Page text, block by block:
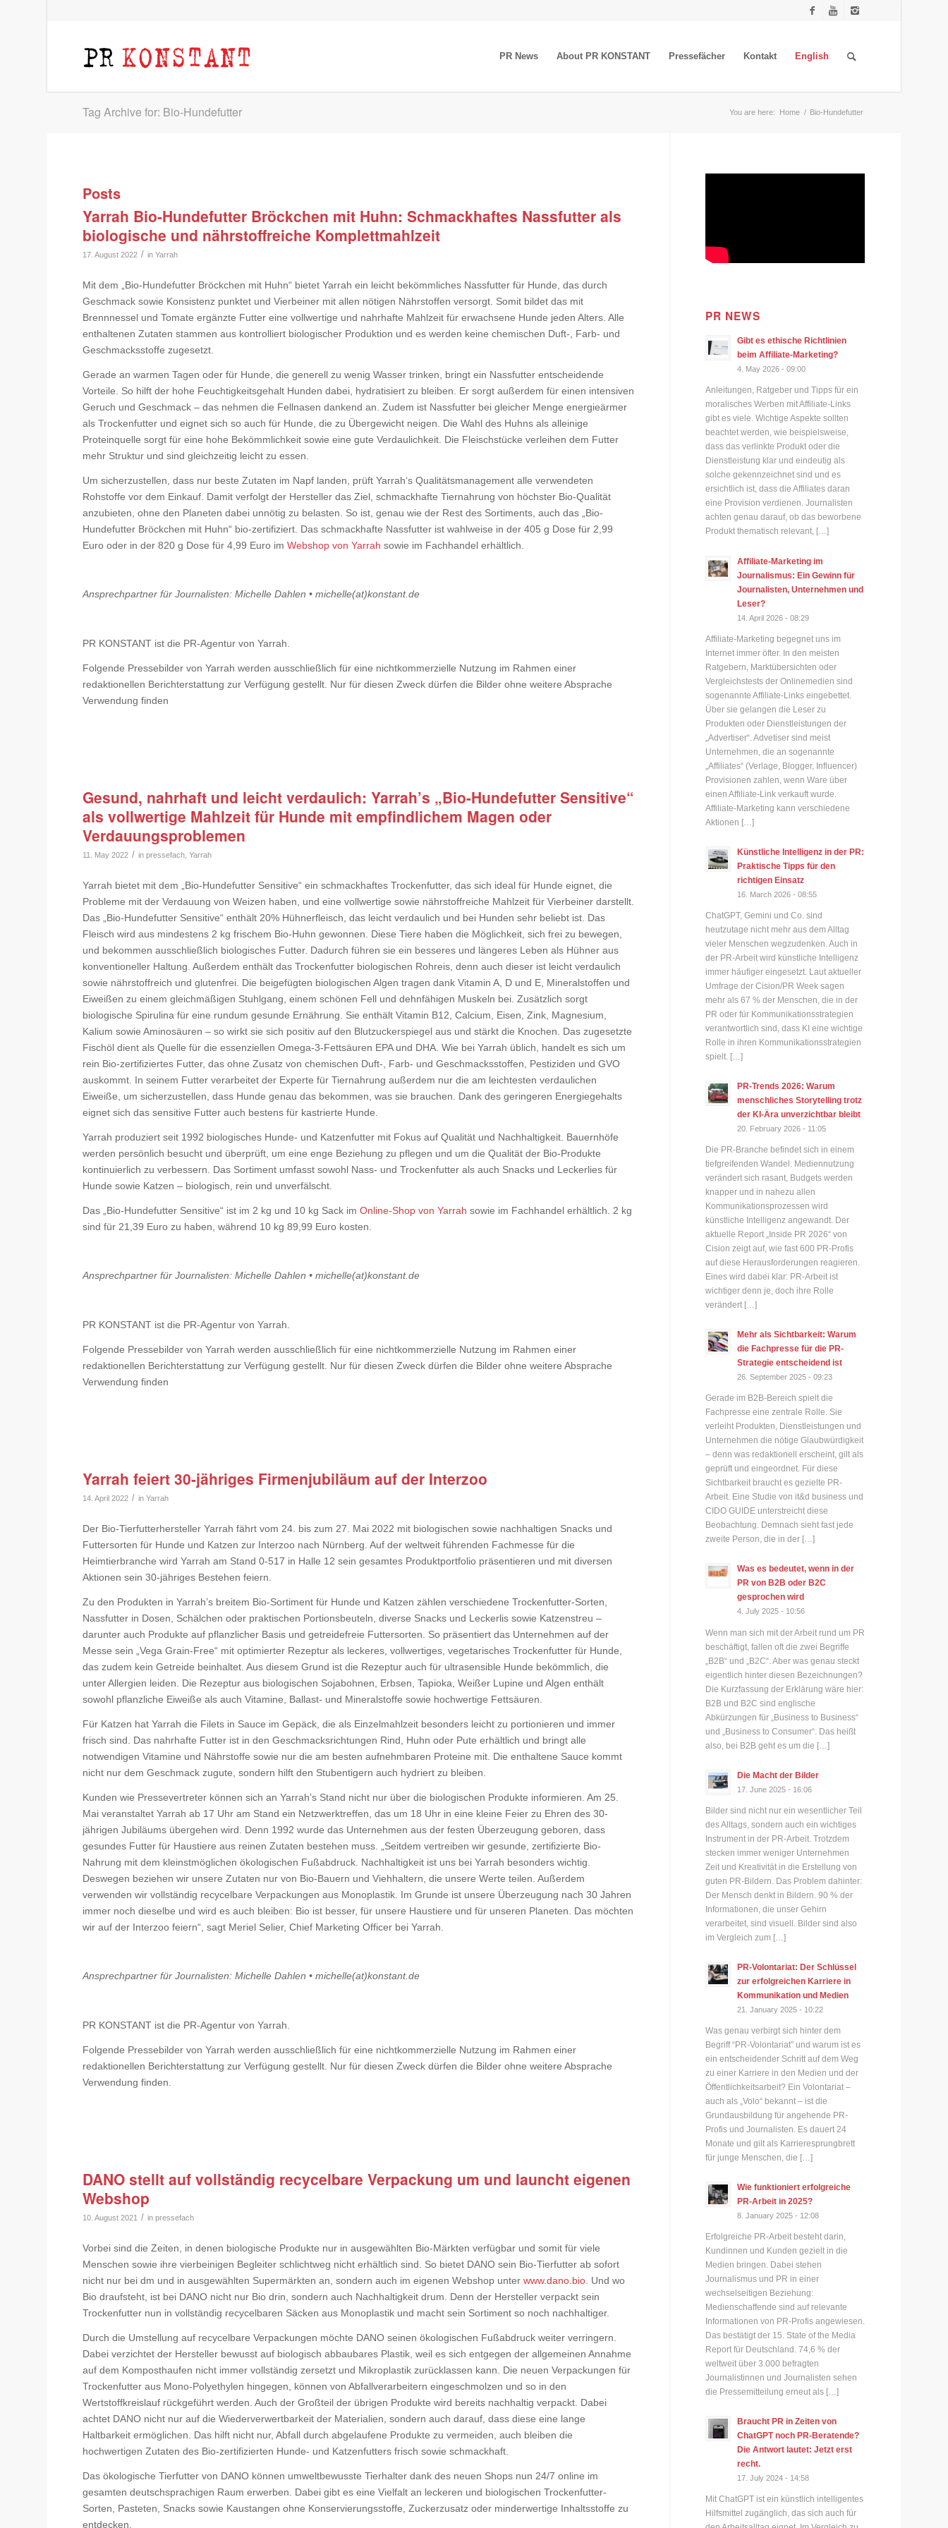
PR News About PR KONSTANT Pressefächer Kontakt English
Tag Archive for: Bio-Hundefutter You are here: Home / Bio-Hundefutter
Posts
Yarrah Bio-Hundefutter Bröckchen mit Huhn: Schmackhaftes Nassfutter als
biologische und nährstoffreiche Komplettmahlzeit
17. August 2022 / inYarrah
Mit dem „Bio-Hundefutter Bröckchen mit Huhn“ bietet Yarrah ein leicht bekömmliches Nassfutter für Hunde, das durch
Geschmack sowie Konsistenz punktet und Vierbeiner mit allen nötigen Nährstoffen versorgt. Somit bildet das mit
Brennnessel und Tomate ergänzte Futter eine vollwertige und nahrhafte Mahlzeit für erwachsene Hunde jeden Alters. Alle
enthaltenen Zutaten stammen aus kontrolliert biologischer Produktion und es werden keine chemischen Duft-, Farb- und
Geschmacksstoffe zugesetzt.
Gerade an warmen Tagen oder für Hunde, die generell zu wenig Wasser trinken, bringt ein Nassfutter entscheidende
Vorteile. So hilft der hohe Feuchtigkeitsgehalt Hunden dabei, hydratisiert zu bleiben. Er sorgt außerdem für einen intensiven
Geruch und Geschmack – das nehmen die Fellnasen dankend an. Zudem ist Nassfutter bei gleicher Menge energieärmer
als Trockenfutter und eignet sich so auch für Hunde, die zu Übergewicht neigen. Die Wahl des Huhns als alleinige
Proteinquelle sorgt für eine hohe Bekömmlichkeit sowie eine gute Verdaulichkeit. Die Fleischstücke verleihen dem Futter
mehr Struktur und sind gleichzeitig leicht zu essen.
Um sicherzustellen, dass nur beste Zutaten im Napf landen, prüft Yarrah‘s Qualitätsmanagement alle verwendeten
Rohstoffe vor dem Einkauf. Damit verfolgt der Hersteller das Ziel, schmackhafte Tiernahrung von höchster Bio-Qualität
anzubieten, ohne den Planeten dabei unnötig zu belasten. So ist, genau wie der Rest des Sortiments, auch das „Bio-
Hundefutter Bröckchen mit Huhn“ bio-zertifiziert. Das schmackhafte Nassfutter ist wahlweise in der 405 g Dose für 2,99
Euro oder in der 820 g Dose für 4,99 Euro imWebshop von Yarrah sowie im Fachhandel erhältlich.
Ansprechpartner für Journalisten: Michelle Dahlen • michelle(at)konstant.de
PR KONSTANT ist die PR-Agentur von Yarrah.
Folgende Pressebilder von Yarrah werden ausschließlich für eine nichtkommerzielle Nutzung im Rahmen einer
redaktionellen Berichterstattung zur Verfügung gestellt. Nur für diesen Zweck dürfen die Bilder ohne weitere Absprache
Verwendung finden
Gesund, nahrhaft und leicht verdaulich: Yarrah’s „Bio-Hundefutter Sensitive“
als vollwertige Mahlzeit für Hunde mit empfindlichem Magen oder
Verdauungsproblemen
11. May 2022 / inpressefach ,Yarrah
Yarrah bietet mit dem „Bio-Hundefutter Sensitive“ ein schmackhaftes Trockenfutter, das sich ideal für Hunde eignet, die
Probleme mit der Verdauung von Weizen haben, und eine vollwertige sowie nährstoffreiche Mahlzeit für Vierbeiner darstellt.
Das „Bio-Hundefutter Sensitive“ enthält 20% Hühnerfleisch, das leicht verdaulich und bei Hunden sehr beliebt ist. Das
Fleisch wird aus mindestens 2 kg frischem Bio-Huhn gewonnen. Diese Tiere haben die Möglichkeit, sich frei zu bewegen,
und bekommen ausschließlich biologisches Futter. Dadurch führen sie ein besseres und längeres Leben als Hühner aus
konventioneller Haltung. Außerdem enthält das Trockenfutter biologischen Rohreis, denn auch dieser ist leicht verdaulich
sowie nährstoffreich und glutenfrei. Die beigefügten biologischen Algen tragen dank Vitamin A, D und E, Mineralstoffen und
Eiweißen zu einem gleichmäßigen Stuhlgang, einem schönen Fell und dehnfähigen Muskeln bei. Zusätzlich sorgt
biologische Spirulina für eine rundum gesunde Ernährung. Sie enthält Vitamin B12, Calcium, Eisen, Zink, Magnesium,
Kalium sowie Aminosäuren – so wirkt sie sich positiv auf den Blutzuckerspiegel aus und stärkt die Knochen. Das zugesetzte
Fischöl dient als Quelle für die essenziellen Omega-3-Fettsäuren EPA und DHA. Wie bei Yarrah üblich, handelt es sich um
rein Bio-zertifiziertes Futter, das ohne Zusatz von chemischen Duft-, Farb- und Geschmacksstoffen, Pestiziden und GVO
auskommt. In seinem Futter verarbeitet der Experte für Tiernahrung außerdem nur die am leichtesten verdaulichen
Eiweiße, um sicherzustellen, dass Hunde genau das bekommen, was sie brauchen. Dank des geringeren Energiegehalts
eignet sich das sensitive Futter auch bestens für kastrierte Hunde.
Yarrah produziert seit 1992 biologisches Hunde- und Katzenfutter mit Fokus auf Qualität und Nachhaltigkeit. Bauernhöfe
werden persönlich besucht und überprüft, um eine enge Beziehung zu pflegen und um die Qualität der Bio-Produkte
kontinuierlich zu verbessern. Das Sortiment umfasst sowohl Nass- und Trockenfutter als auch Snacks und Leckerlies für
Hunde sowie Katzen – biologisch, rein und unverfälscht.
Das „Bio-Hundefutter Sensitive“ ist im 2 kg und 10 kg Sack imOnline-Shop von Yarrah sowie im Fachhandel erhältlich. 2 kg
sind für 21,39 Euro zu haben, während 10 kg 89,99 Euro kosten.
Ansprechpartner für Journalisten: Michelle Dahlen • michelle(at)konstant.de
PR KONSTANT ist die PR-Agentur von Yarrah.
Folgende Pressebilder von Yarrah werden ausschließlich für eine nichtkommerzielle Nutzung im Rahmen einer
redaktionellen Berichterstattung zur Verfügung gestellt. Nur für diesen Zweck dürfen die Bilder ohne weitere Absprache
Verwendung finden
Yarrah feiert 30-jähriges Firmenjubiläum auf der Interzoo
14. April 2022 / inYarrah
Der Bio-Tierfutterhersteller Yarrah fährt vom 24. bis zum 27. Mai 2022 mit biologischen sowie nachhaltigen Snacks und
Futtersorten für Hunde und Katzen zur Interzoo nach Nürnberg. Auf der weltweit führenden Fachmesse für die
Heimtierbranche wird Yarrah am Stand 0-517 in Halle 12 sein gesamtes Produktportfolio präsentieren und mit diversen
Aktionen sein 30-jähriges Bestehen feiern.
Zu den Produkten in Yarrah’s breitem Bio-Sortiment für Hunde und Katzen zählen verschiedene Trockenfutter-Sorten,
Nassfutter in Dosen, Schälchen oder praktischen Portionsbeuteln, diverse Snacks und Leckerlis sowie Katzenstreu –
darunter auch Produkte auf pflanzlicher Basis und getreidefreie Futtersorten. So präsentiert das Unternehmen auf der
Messe sein „Vega Grain-Free“ mit optimierter Rezeptur als leckeres, vollwertiges, vegetarisches Trockenfutter für Hunde,
das zudem kein Getreide beinhaltet. Aus diesem Grund ist die Rezeptur auch für ultrasensible Hunde bekömmlich, die
unter Allergien leiden. Die Rezeptur aus biologischen Sojabohnen, Erbsen, Tapioka, Weißer Lupine und Algen enthält
sowohl pflanzliche Eiweiße als auch Vitamine, Ballast- und Mineralstoffe sowie hochwertige Fettsäuren.
Für Katzen hat Yarrah die Filets in Sauce im Gepäck, die als Einzelmahlzeit besonders leicht zu portionieren und immer
frisch sind. Das nahrhafte Futter ist in den Geschmacksrichtungen Rind, Huhn oder Pute erhältlich und bringt alle
notwendigen Vitamine und Nährstoffe sowie nur die am besten aufnehmbaren Proteine mit. Die enthaltene Sauce kommt
nicht nur dem Geschmack zugute, sondern hilft den Stubentigern auch hydriert zu bleiben.
Kunden wie Pressevertreter können sich an Yarrah’s Stand nicht nur über die biologischen Produkte informieren. Am 25.
Mai veranstaltet Yarrah ab 17 Uhr am Stand ein Netzwerktreffen, das um 18 Uhr in eine kleine Feier zu Ehren des 30-
jährigen Jubiläums übergehen wird. Denn 1992 wurde das Unternehmen aus der festen Überzeugung geboren, dass
gesundes Futter für Haustiere aus reinen Zutaten bestehen muss. „Seitdem vertreiben wir gesunde, zertifizierte Bio-
Nahrung mit dem kleinstmöglichen ökologischen Fußabdruck. Nachhaltigkeit ist uns bei Yarrah besonders wichtig.
Deswegen beziehen wir unsere Zutaten nur von Bio-Bauern und Viehhaltern, die unsere Werte teilen. Außerdem
verwenden wir vollständig recycelbare Verpackungen aus Monoplastik. Im Grunde ist unsere Überzeugung nach 30 Jahren
immer noch dieselbe und wird es auch bleiben: Bio ist besser, für unsere Haustiere und für unseren Planeten. Das möchten
wir auf der Interzoo feiern“, sagt Meriel Selier, Chief Marketing Officer bei Yarrah.
Ansprechpartner für Journalisten: Michelle Dahlen • michelle(at)konstant.de
PR KONSTANT ist die PR-Agentur von Yarrah.
Folgende Pressebilder von Yarrah werden ausschließlich für eine nichtkommerzielle Nutzung im Rahmen einer
redaktionellen Berichterstattung zur Verfügung gestellt. Nur für diesen Zweck dürfen die Bilder ohne weitere Absprache
Verwendung finden.
DANO stellt auf vollständig recycelbare Verpackung um und launcht eigenen
Webshop
10. August 2021 / inpressefach
Vorbei sind die Zeiten, in denen biologische Produkte nur in ausgewählten Bio-Märkten verfügbar und somit für viele
Menschen sowie ihre vierbeinigen Begleiter schlichtweg nicht erhältlich sind. So bietet DANO sein Bio-Tierfutter ab sofort
nicht nur bei dm und in ausgewählten Supermärkten an, sondern auch im eigenen Webshop unterwww.dano.bio . Und wo
Bio draufsteht, ist bei DANO nicht nur Bio drin, sondern auch Nachhaltigkeit drum. Denn der Hersteller verpackt sein
Trockenfutter nun in vollständig recycelbaren Säcken aus Monoplastik und macht sein Sortiment so noch nachhaltiger.
Durch die Umstellung auf recycelbare Verpackungen möchte DANO seinen ökologischen Fußabdruck weiter verringern.
Dabei verzichtet der Hersteller bewusst auf biologisch abbaubares Plastik, weil es sich entgegen der allgemeinen Annahme
auf dem Komposthaufen nicht immer vollständig zersetzt und Mikroplastik zurücklassen kann. Die neuen Verpackungen für
Trockenfutter aus Mono-Polyethylen hingegen, können von Abfallverarbeitern eingeschmolzen und so in den
Wertstoffkreislauf rückgeführt werden. Auch der Großteil der übrigen Produkte wird bereits nachhaltig verpackt. Dabei
achtet DANO nicht nur auf die Wiederverwertbarkeit der Materialien, sondern auch darauf, dass diese eine lange
Haltbarkeit ermöglichen. Das hilft nicht nur, Abfall durch abgelaufene Produkte zu vermeiden, auch bleiben die
hochwertigen Zutaten des Bio-zertifizierten Hunde- und Katzenfutters frisch sowie schmackhaft.
Das ökologische Tierfutter von DANO können umweltbewusste Tierhalter dank des neuen Shops nun 24/7 online im
gesamten deutschsprachigen Raum erwerben. Dabei gibt es eine Vielfalt an leckeren und biologischen Trockenfutter-
Sorten, Pasteten, Snacks sowie Kaustangen ohne Konservierungsstoffe, Zuckerzusatz oder minderwertige Inhaltsstoffe zu
entdecken.
PR NEWS
Gibt es ethische Richtlinien
beim Affiliate-Marketing?
4. May 2026 - 09:00
Anleitungen, Ratgeber und Tipps für ein
moralisches Werben mit Affiliate-Links
gibt es viele. Wichtige Aspekte sollten
beachtet werden, wie beispielsweise,
dass das verlinkte Produkt oder die
Dienstleistung klar und eindeutig als
solche gekennzeichnet sind und es
ersichtlich ist, dass die Affiliates daran
eine Provision verdienen. Journalisten
achten genau darauf, ob das beworbene
Produkt thematisch relevant, […]
Affiliate-Marketing im
Journalismus: Ein Gewinn für
Journalisten, Unternehmen und
Leser?
14. April 2026 - 08:29
Affiliate-Marketing begegnet uns im
Internet immer öfter. In den meisten
Ratgebern, Marktübersichten oder
Vergleichstests der Onlinemedien sind
sogenannte Affiliate-Links eingebettet.
Über sie gelangen die Leser zu
Produkten oder Dienstleistungen der
„Advertiser“. Advetiser sind meist
Unternehmen, die an sogenannte
„Affiliates“ (Verlage, Blogger, Influencer)
Provisionen zahlen, wenn Ware über
einen Affiliate-Link verkauft wurde.
Affiliate-Marketing kann verschiedene
Aktionen […]
Künstliche Intelligenz in der PR:
Praktische Tipps für den
richtigen Einsatz
16. March 2026 - 08:55
ChatGPT, Gemini und Co. sind
heutzutage nicht mehr aus dem Alltag
vieler Menschen wegzudenken. Auch in
der PR-Arbeit wird künstliche Intelligenz
immer häufiger eingesetzt. Laut aktueller
Umfrage der Cision/PR Week sagen
mehr als 67 % der Menschen, die in der
PR oder für Kommunikationsstrategien
verantwortlich sind, dass KI eine wichtige
Rolle in ihren Kommunikationsstrategien
spielt. […]
PR-Trends 2026: Warum
menschliches Storytelling trotz
der KI-Ära unverzichtbar bleibt
20. February 2026 - 11:05
Die PR-Branche befindet sich in einem
tiefgreifenden Wandel. Mediennutzung
verändert sich rasant, Budgets werden
knapper und in nahezu allen
Kommunikationsprozessen wird
künstliche Intelligenz angewandt. Der
aktuelle Report „Inside PR 2026“ von
Cision zeigt auf, wie fast 600 PR-Profis
auf diese Herausforderungen reagieren.
Eines wird dabei klar: PR-Arbeit ist
wichtiger denn je, doch ihre Rolle
verändert […]
Mehr als Sichtbarkeit: Warum
die Fachpresse für die PR-
Strategie entscheidend ist
26. September 2025 - 09:23
Gerade im B2B-Bereich spielt die
Fachpresse eine zentrale Rolle. Sie
verleiht Produkten, Dienstleistungen und
Unternehmen die nötige Glaubwürdigkeit
– denn was redaktionell erscheint, gilt als
geprüft und eingeordnet. Für diese
Sichtbarkeit braucht es gezielte PR-
Arbeit. Eine Studie von it&d business und
CIDO GUIDE unterstreicht diese
Beobachtung. Demnach sieht fast jede
zweite Person, die in der […]
Was es bedeutet, wenn in der
PR von B2B oder B2C
gesprochen wird
4. July 2025 - 10:56
Wenn man sich mit der Arbeit rund um PR
beschäftigt, fallen oft die zwei Begriffe
„B2B“ und „B2C“. Aber was genau steckt
eigentlich hinter diesen Bezeichnungen?
Die Kurzfassung der Erklärung wäre hier:
B2B und B2C sind englische
Abkürzungen für „Business to Business“
und „Business to Consumer“. Das heißt
also, bei B2B geht es um die […]
Die Macht der Bilder
17. June 2025 - 16:06
Bilder sind nicht nur ein wesentlicher Teil
des Alltags, sondern auch ein wichtiges
Instrument in der PR-Arbeit. Trotzdem
stecken immer weniger Unternehmen
Zeit und Kreativität in die Erstellung von
guten PR-Bildern. Das Problem dahinter:
Der Mensch denkt in Bildern. 90 % der
Informationen, die unser Gehirn
verarbeitet, sind visuell. Bilder sind also
im Vergleich zum […]
PR-Volontariat: Der Schlüssel
zur erfolgreichen Karriere in
Kommunikation und Medien
21. January 2025 - 10:22
Was genau verbirgt sich hinter dem
Begriff “PR-Volontariat” und warum ist es
ein entscheidender Schritt auf dem Weg
zu einer Karriere in den Medien und der
Öffentlichkeitsarbeit? Ein Volontariat –
auch als „Volo“ bekannt – ist die
Grundausbildung für angehende PR-
Profis und Journalisten. Es dauert 24
Monate und gilt als Karrieresprungbrett
für junge Menschen, die […]
Wie funktioniert erfolgreiche
PR-Arbeit in 2025?
8. January 2025 - 12:08
Erfolgreiche PR-Arbeit besteht darin,
Kundinnen und Kunden gezielt in die
Medien bringen. Dabei stehen
Journalismus und PR in einer
wechselseitigen Beziehung:
Medienschaffende sind auf relevante
Informationen von PR-Profis angewiesen.
Das bestätigt der 15. State of the Media
Report für Deutschland. 74,6 % der
weltweit über 3.000 befragten
Journalistinnen und Journalisten sehen
die Pressemitteilung erneut als […]
Braucht PR in Zeiten von
ChatGPT noch PR-Beratende?
Die Antwort lautet: Jetzt erst
recht.
17. July 2024 - 14:58
Mit ChatGPT ist ein künstlich intelligentes
Hilfsmittel zugänglich, das sich auch für